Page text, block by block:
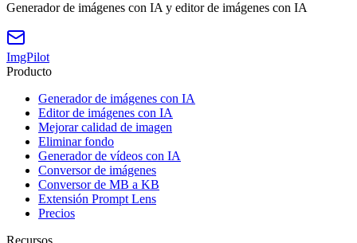
Generador de imágenes con IA y editor de imágenes con IA
ImgPilot
Producto
Generador de imágenes con IA
Editor de imágenes con IA
Mejorar calidad de imagen
Eliminar fondo
Generador de vídeos con IA
Conversor de imágenes
Conversor de MB a KB
Extensión Prompt Lens
Precios
Recursos